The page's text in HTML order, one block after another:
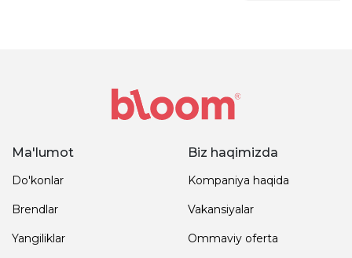
Ma'lumot
Do'konlar
Brendlar
Yangiliklar
Biz haqimizda
Kompaniya haqida
Vakansiyalar
Ommaviy oferta